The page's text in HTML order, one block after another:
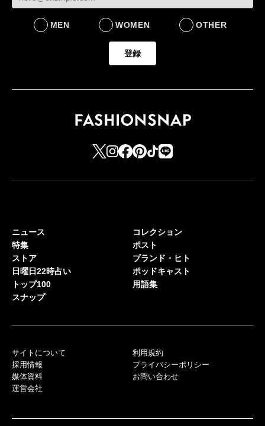
MEN WOMEN OTHER
登録
ニュース
特集
ストア
日曜日22時占い
トップ100
スナップ
コレクション
ポスト
ブランド・ヒト
ポッドキャスト
用語集
サイトについて
採用情報
媒体資料
運営会社
利用規約
プライバシーポリシー
お問い合わせ